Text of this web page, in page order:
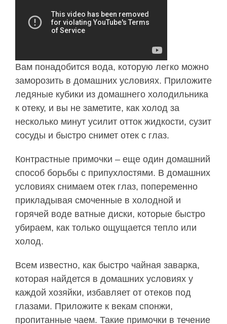
Вам понадобится вода, которую легко можно
заморозить в домашних условиях. Приложите
ледяные кубики из домашнего холодильника
к отеку, и вы не заметите, как холод за
несколько минут усилит отток жидкости, сузит
сосуды и быстро снимет отек с глаз.
Контрастные примочки – еще один домашний
способ борьбы с припухлостями. В домашних
условиях снимаем отек глаз, попеременно
прикладывая смоченные в холодной и
горячей воде ватные диски, которые быстро
убираем, как только ощущается тепло или
холод.
Всем известно, как быстро чайная заварка,
которая найдется в домашних условиях у
каждой хозяйки, избавляет от отеков под
глазами. Приложите к векам спонжи,
пропитанные чаем. Такие примочки в течение